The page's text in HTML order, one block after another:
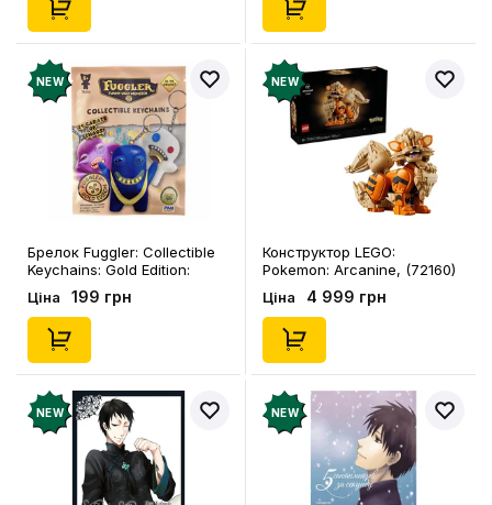
NEW
Брелок Fuggler: Collectible
Keychains: Gold Edition:
Series 3 (Blind Box: 1 з 24),
(11550)
Ціна 199 грн
NEW
Конструктор LEGO:
Pokemon: Arcanine, (72160)
Ціна 4 999 грн
NEW NEW